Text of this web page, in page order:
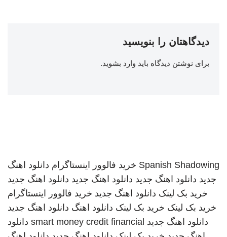
دیدگاهتان را بنویسید
برای نوشتن دیدگاه باید وارد بشوید.
Spanish Shadowing خرید فالوور اینستاگرام دانلود اهنگ
جدید دانلود اهنگ جدید دانلود اهنگ جدید دانلود اهنگ جدید
خرید بک لینک دانلود اهنگ جدید خرید فالوور اینستاگرام
خرید بک لینک خرید بک لینک دانلود اهنگ دانلود اهنگ جدید
دانلود اهنگ جدید smart money credit financial دانلود